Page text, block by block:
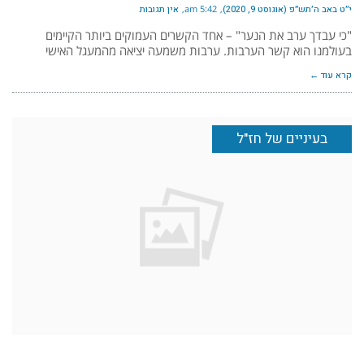
י״ט באב ה׳תש״פ (אוגוסט 9, 2020) 5:42 am אין תגובות
"כי עבדך ערב את הנער" – אחד הקשרים העמוקים ביותר הקיימים
בעולמנו הוא קשר הערבות. ערבות משמעה יציאה מהמעגל האישי
קרא עוד ←
בעיניים של חז"ל